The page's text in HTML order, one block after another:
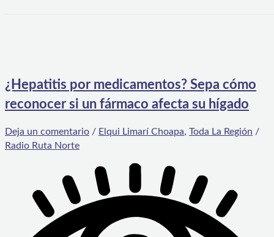
¿Hepatitis por medicamentos? Sepa cómo
reconocer si un fármaco afecta su hígado
Deja un comentario / Elqui Limarí Choapa, Toda La Región /
Radio Ruta Norte